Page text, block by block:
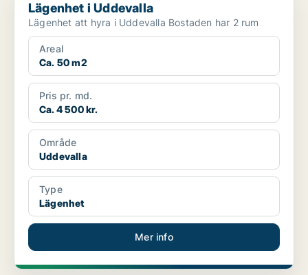
Lägenhet i Uddevalla
Lägenhet att hyra i Uddevalla Bostaden har 2 rum
Areal
Ca. 50 m2
Pris pr. md.
Ca. 4 500 kr.
Område
Uddevalla
Type
Lägenhet
Mer info